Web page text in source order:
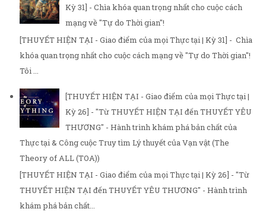
Kỳ 31] - Chìa khóa quan trọng nhất cho cuộc cách
mạng về "Tự do Thời gian"!
[THUYẾT HIỆN TẠI - Giao điểm của mọi Thực tại | Kỳ 31] - Chìa
khóa quan trọng nhất cho cuộc cách mạng về "Tự do Thời gian"!
Tôi ...
[THUYẾT HIỆN TẠI - Giao điểm của mọi Thực tại |
Kỳ 26] - "Từ THUYẾT HIỆN TẠI đến THUYẾT YÊU
THƯƠNG" - Hành trình khám phá bản chất của
Thực tại & Công cuộc Truy tìm Lý thuyết của Vạn vật (The
Theory of ALL (TOA))
[THUYẾT HIỆN TẠI - Giao điểm của mọi Thực tại | Kỳ 26] - "Từ
THUYẾT HIỆN TẠI đến THUYẾT YÊU THƯƠNG" - Hành trình
khám phá bản chất...